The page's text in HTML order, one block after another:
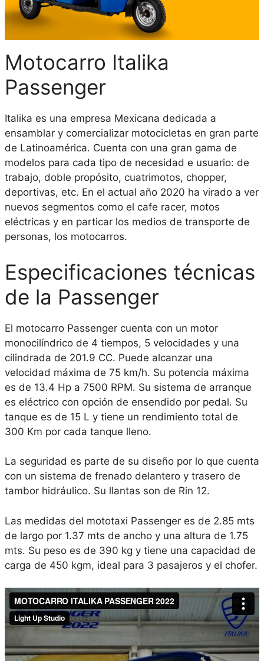
Motocarro Italika
Passenger
Italika es una empresa Mexicana dedicada a
ensamblar y comercializar motocicletas en gran parte
de Latinoamérica. Cuenta con una gran gama de
modelos para cada tipo de necesidad e usuario: de
trabajo, doble propósito, cuatrimotos, chopper,
deportivas, etc. En el actual año 2020 ha virado a ver
nuevos segmentos como el cafe racer, motos
eléctricas y en particar los medios de transporte de
personas, los motocarros.
Especificaciones técnicas
de la Passenger
El motocarro Passenger cuenta con un motor
monocilíndrico de 4 tiempos, 5 velocidades y una
cilindrada de 201.9 CC. Puede alcanzar una
velocidad máxima de 75 km/h. Su potencia máxima
es de 13.4 Hp a 7500 RPM. Su sistema de arranque
es eléctrico con opción de ensendido por pedal. Su
tanque es de 15 L y tiene un rendimiento total de
300 Km por cada tanque lleno.
La seguridad es parte de su diseño por lo que cuenta
con un sistema de frenado delantero y trasero de
tambor hidráulico. Su llantas son de Rin 12.
Las medidas del mototaxi Passenger es de 2.85 mts
de largo por 1.37 mts de ancho y una altura de 1.75
mts. Su peso es de 390 kg y tiene una capacidad de
carga de 450 kgm, ideal para 3 pasajeros y el chofer.